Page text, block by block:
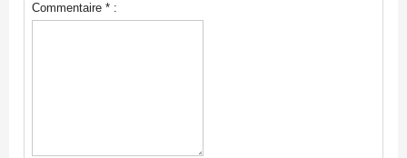
Commentaire * :